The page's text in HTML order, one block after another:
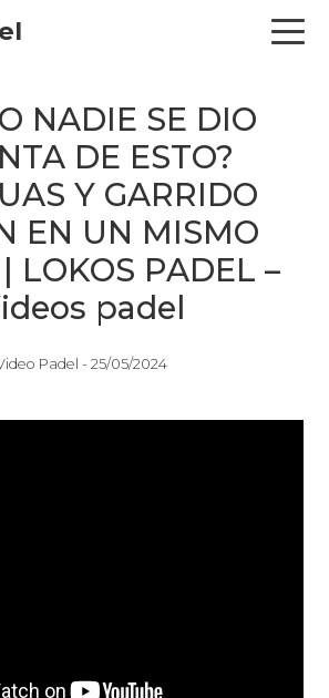
NADIE SE DIO
DE ESTO?
Y GARRIDO
EN UN MISMO
LOKOS PADEL –
padel
Padel - 25/05/2024